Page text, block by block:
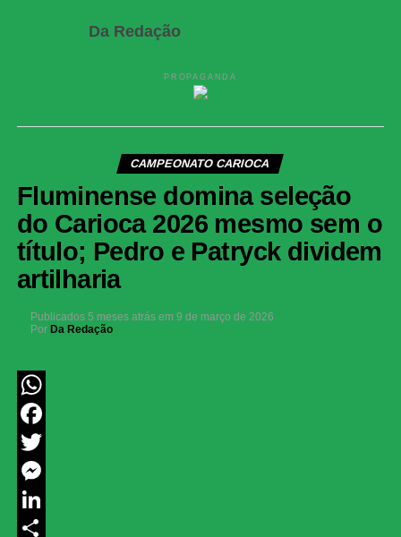
Da Redação
PROPAGANDA
CAMPEONATO CARIOCA
Fluminense domina seleção
do Carioca 2026 mesmo sem o
título; Pedro e Patryck dividem
artilharia
Publicados 5 meses atrás em 9 de março de 2026
Por Da Redação
WhatsApp
Facebook
Twitter
Messenger
LinkedIn